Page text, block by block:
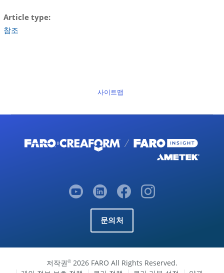
Article type
참조
사이트맵
문의처
저작권© 2026 FARO All Rights Reserved.